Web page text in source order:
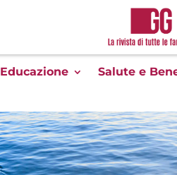
Educazione Salute e